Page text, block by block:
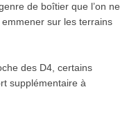
de boîtier que l’on ne
sur les terrains
des D4, certains
supplémentaire à